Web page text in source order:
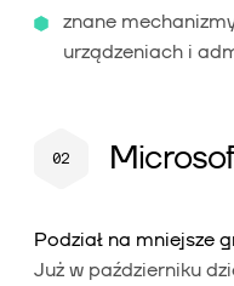
znane
urządzeniach i
Podział na mniejsze
Już w październiku